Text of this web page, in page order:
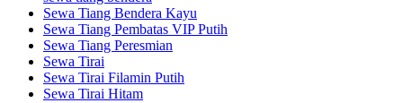
Sewa Tiang Bendera Kayu
Sewa Tiang Pembatas VIP Putih
Sewa Tiang Peresmian
Sewa Tirai
Sewa Tirai Filamin Putih
Sewa Tirai Hitam